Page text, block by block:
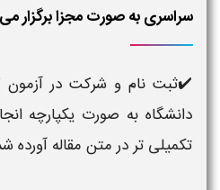
سراسری به صورت مجزا برگزار
✔️ثبت نام و شرکت در آزمون
دانشگاه به صورت یکپارچه
تکمیلی تر در متن مقاله آورده